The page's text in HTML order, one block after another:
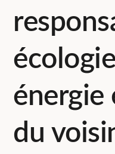
énergie
du